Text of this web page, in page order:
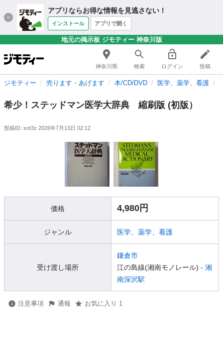
アプリならお得な情報を見逃さない！
インストール アプリで開く
地元の掲示板 ジモティー 神奈川版
神奈川県 検索 ログイン 投稿
ジモティー 売ります・あげます 本/CD/DVD 医学、薬学、看護
希少！ステッドマン医学大辞典 縮刷版 (初版）
投稿ID: snt3z 2026年7月13日 02:12
価格 4,980円
ジャンル 医学、薬学、看護
受け渡し場所
鎌倉市
江の島線(湘南モノレール) - 湘
南深沢駅
注意事項 通報 お気に入り 1